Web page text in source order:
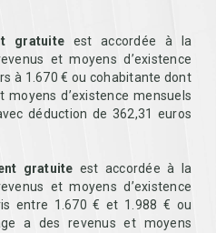
gratuite est accordée à la
et moyens d’existence
à 1.670 € ou cohabitante dont
moyens d’existence mensuels
déduction de 362,31 euros
gratuite est accordée à la
et moyens d’existence
entre 1.670 € et 1.988 € ou
a des revenus et moyens